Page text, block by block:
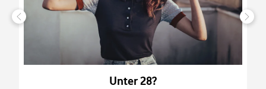
Unter 28?